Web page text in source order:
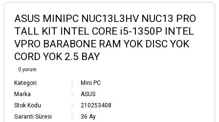
ASUS MINIPC NUC13L3HV NUC13 PRO
TALL KIT INTEL CORE i5-1350P INTEL
VPRO BARABONE RAM YOK DISC YOK
CORD YOK 2.5 BAY
0 yorum
Kategori
Mini PC
Marka
ASUS
Stok Kodu
210253408
Garanti Süresi
36 Ay